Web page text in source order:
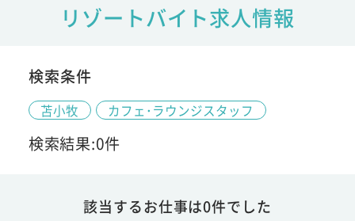
リゾートバイト求人情報
検索条件
苫小牧 カフェ･ラウンジスタッフ
検索結果:0件
該当するお仕事は0件でした